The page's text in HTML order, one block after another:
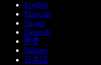
English
Français
Suomi
Deutsch
हिन्दी
Italiano
日本語